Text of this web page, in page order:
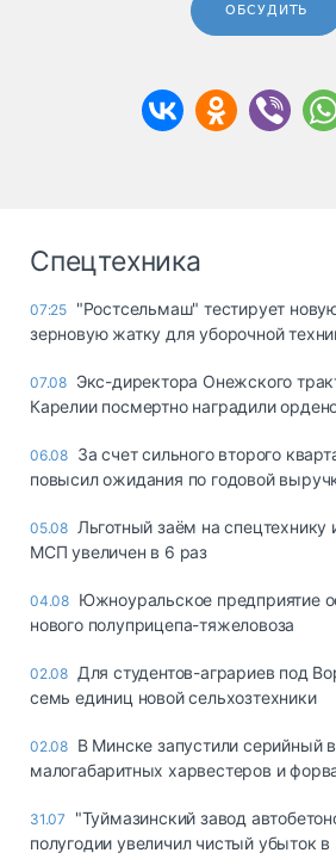
ОБСУДИТЬ
Спецтехника
07:25 "Ростсельмаш" тестирует
зерновую жатку для уборочной
07.08 Экс-директора Онежского
Карелии посмертно наградили
06.08 За счет сильного второго
повысил ожидания по годовой
05.08 Льготный заём на спецтехнику
МСП увеличен в 6 раз
04.08 Южноуральское предприятие
нового полуприцепа-тяжеловоза
02.08 Для студентов-аграриев под
семь единиц новой сельхозтехники
02.08 В Минске запустили серийный
малогабаритных харвестеров и
31.07
"Туймазинский завод
полугодии увеличил чистый убыток в